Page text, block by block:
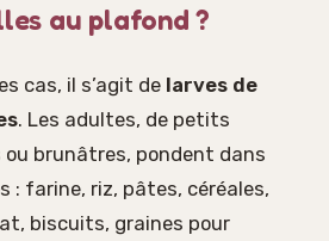
au plafond ?
cas, il s’agit de larves de
. Les adultes, de petits
brunâtres, pondent dans
: farine, riz, pâtes, céréales,
biscuits, graines pour